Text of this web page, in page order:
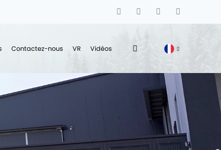
Contactez-nous VR Vidéos